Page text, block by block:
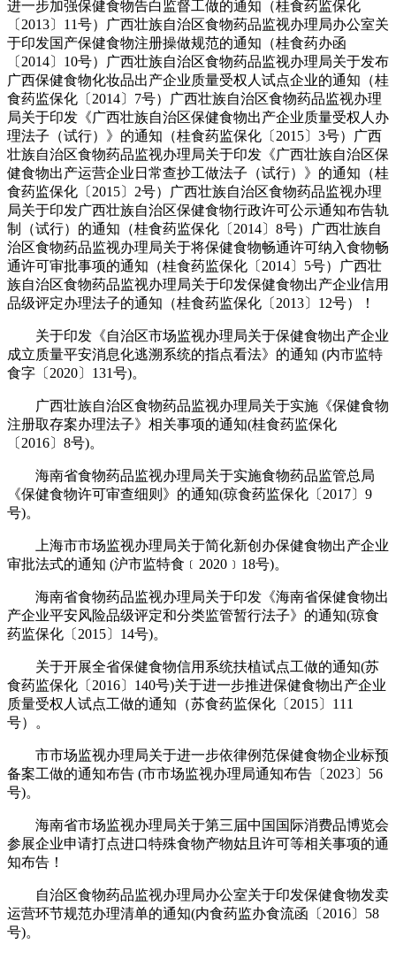
进一步加强保健食物告白监督工做的通知（桂食药监保化
〔2013〕11号）广西壮族自治区食物药品监视办理局办公室关
于印发国产保健食物注册操做规范的通知（桂食药办函
〔2014〕10号）广西壮族自治区食物药品监视办理局关于发布
广西保健食物化妆品出产企业质量受权人试点企业的通知（桂
食药监保化〔2014〕7号）广西壮族自治区食物药品监视办理
局关于印发《广西壮族自治区保健食物出产企业质量受权人办
理法子（试行）》的通知（桂食药监保化〔2015〕3号）广西
壮族自治区食物药品监视办理局关于印发《广西壮族自治区保
健食物出产运营企业日常查抄工做法子（试行）》的通知（桂
食药监保化〔2015〕2号）广西壮族自治区食物药品监视办理
局关于印发广西壮族自治区保健食物行政许可公示通知布告轨
制（试行）的通知（桂食药监保化〔2014〕8号）广西壮族自
治区食物药品监视办理局关于将保健食物畅通许可纳入食物畅
通许可审批事项的通知（桂食药监保化〔2014〕5号）广西壮
族自治区食物药品监视办理局关于印发保健食物出产企业信用
品级评定办理法子的通知（桂食药监保化〔2013〕12号）！
关于印发《自治区市场监视办理局关于保健食物出产企业
成立质量平安消息化逃溯系统的指点看法》的通知 (内市监特
食字〔2020〕131号)。
广西壮族自治区食物药品监视办理局关于实施《保健食物
注册取存案办理法子》相关事项的通知(桂食药监保化
〔2016〕8号)。
海南省食物药品监视办理局关于实施食物药品监管总局
《保健食物许可审查细则》的通知(琼食药监保化〔2017〕9
号)。
上海市市场监视办理局关于简化新创办保健食物出产企业
审批法式的通知 (沪市监特食﹝2020﹞18号)。
海南省食物药品监视办理局关于印发《海南省保健食物出
产企业平安风险品级评定和分类监管暂行法子》的通知(琼食
药监保化〔2015〕14号)。
关于开展全省保健食物信用系统扶植试点工做的通知(苏
食药监保化〔2016〕140号)关于进一步推进保健食物出产企业
质量受权人试点工做的通知（苏食药监保化〔2015〕111
号）。
市市场监视办理局关于进一步依律例范保健食物企业标预
备案工做的通知布告 (市市场监视办理局通知布告〔2023〕56
号)。
海南省市场监视办理局关于第三届中国国际消费品博览会
参展企业申请打点进口特殊食物产物姑且许可等相关事项的通
知布告！
自治区食物药品监视办理局办公室关于印发保健食物发卖
运营环节规范办理清单的通知(内食药监办食流函〔2016〕58
号)。